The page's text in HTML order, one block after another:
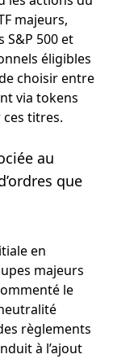
majeurs,
S&P 500 et
éligibles
choisir entre
via tokens
titres.
au
que
en
majeurs
le
règlements
à l’ajout